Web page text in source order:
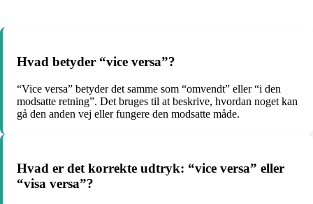
Hvad betyder “vice versa”?
“Vice versa” betyder det samme som “omvendt” eller “i den
modsatte retning”. Det bruges til at beskrive, hvordan noget kan
gå den anden vej eller fungere den modsatte måde.
Hvad er det korrekte udtryk: “vice versa” eller
“visa versa”?